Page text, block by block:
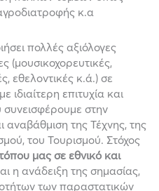
κ.α
πολλές αξιόλογες
(μουσικοχορευτικές,
εθελοντικές κ.ά.) σε
ιδιαίτερη επιτυχία και
στην
της Τέχνης, της
του Τουρισμού. Στόχος
μας σε εθνικό και
η ανάδειξη της σημασίας,
των παραστατικών